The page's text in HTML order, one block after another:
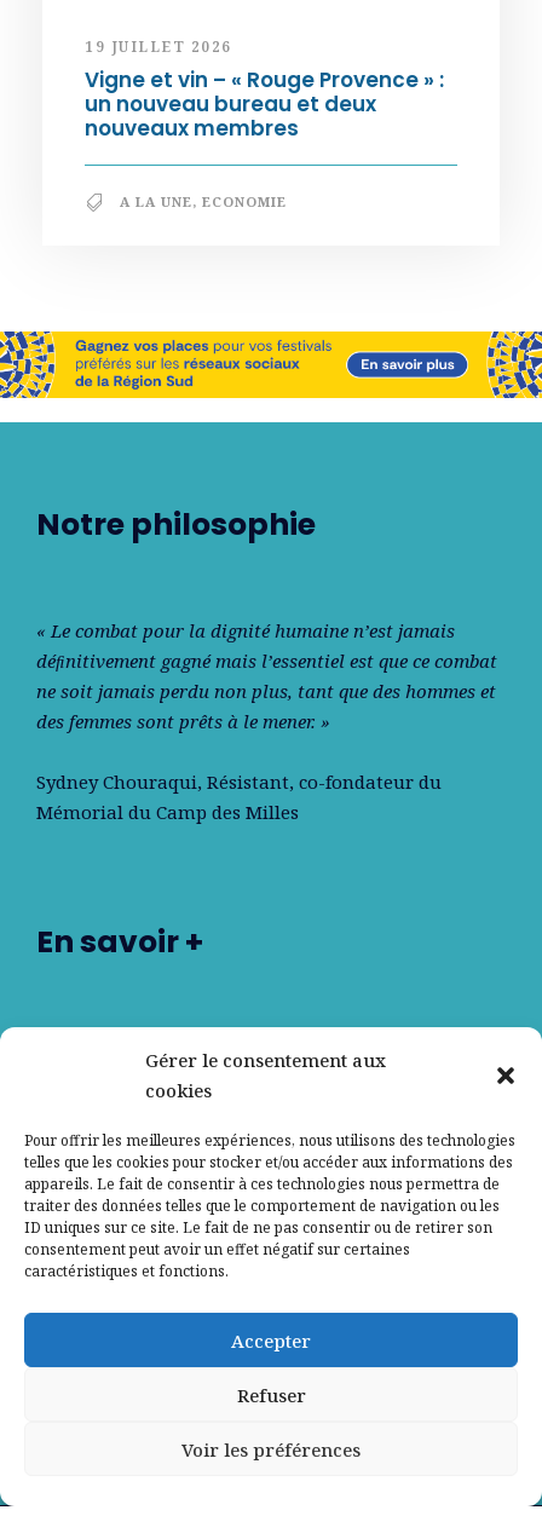
Gérer le consentement aux
cookies
Pour offrir les meilleures expériences, nous utilisons des technologies
telles que les cookies pour stocker et/ou accéder aux informations des
appareils. Le fait de consentir à ces technologies nous permettra de
traiter des données telles que le comportement de navigation ou les
ID uniques sur ce site. Le fait de ne pas consentir ou de retirer son
consentement peut avoir un effet négatif sur certaines
caractéristiques et fonctions.
Accepter
Refuser
Voir les préférences
19 JUILLET 2026
Vigne et vin – « Rouge Provence » :
un nouveau bureau et deux
nouveaux membres
A LA UNE, ECONOMIE
Notre philosophie
« Le combat pour la dignité humaine n’est jamais
déﬁnitivement gagné mais l’essentiel est que ce combat
ne soit jamais perdu non plus, tant que des hommes et
des femmes sont prêts à le mener. »
Sydney Chouraqui, Résistant, co-fondateur du
Mémorial du Camp des Milles
En savoir +
Contactez-nous
Mentions légales